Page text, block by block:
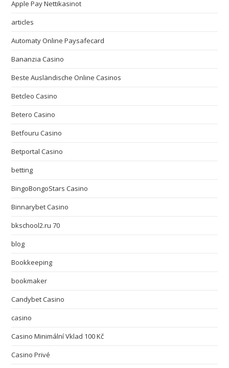
Apple Pay Nettikasinot
articles
Automaty Online Paysafecard
Bananzia Casino
Beste Ausländische Online Casinos
Betcleo Casino
Betero Casino
Betfouru Casino
Betportal Casino
betting
BingoBongoStars Casino
Binnarybet Casino
bkschool2.ru 70
blog
Bookkeeping
bookmaker
Candybet Casino
casino
Casino Minimální Vklad 100 Kč
Casino Privé